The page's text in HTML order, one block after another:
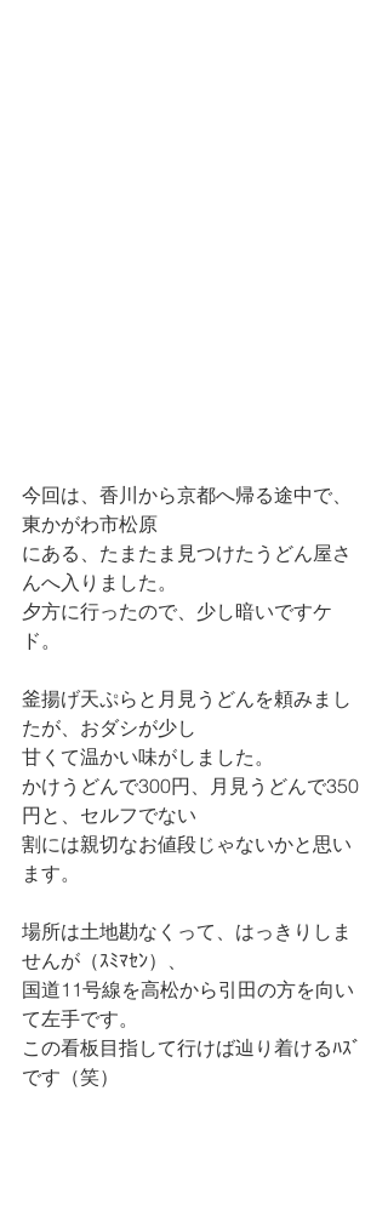
今回は、香川から京都へ帰る途中で、
東かがわ市松原
にある、たまたま見つけたうどん屋さ
んへ入りました。
夕方に行ったので、少し暗いですケ
ド。
釜揚げ天ぷらと月見うどんを頼みまし
たが、おダシが少し
甘くて温かい味がしました。
かけうどんで300円、月見うどんで350
円と、セルフでない
割には親切なお値段じゃないかと思い
ます。
場所は土地勘なくって、はっきりしま
せんが（ｽﾐﾏｾﾝ）、
国道11号線を高松から引田の方を向い
て左手です。
この看板目指して行けば辿り着けるﾊｽﾞ
です（笑）